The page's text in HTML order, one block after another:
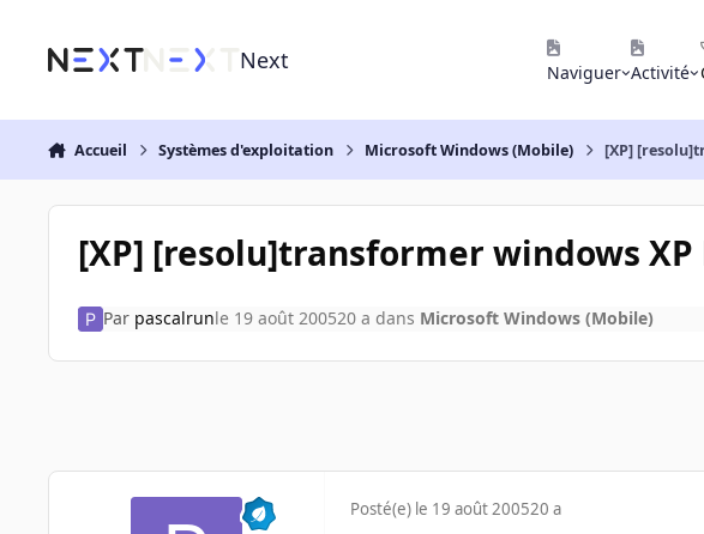
Next Naviguer Activité
Accueil Systèmes d'exploitation Microsoft Windows (Mobile) [XP]
[XP] [resolu]transformer windows XP
Par pascalrunle 19 août 200520 a dans Microsoft Windows (Mobile)
Posté(e) le 19 août 200520 a